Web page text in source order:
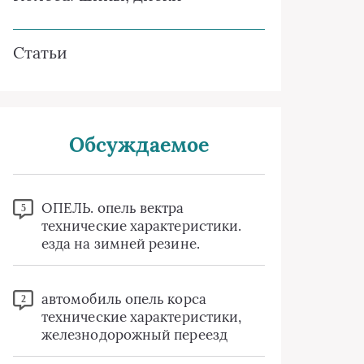
Статьи
Обсуждаемое
5
ОПЕЛЬ. опель вектра
технические характеристики.
езда на зимней резине.
2
автомобиль опель корса
технические характеристики,
железнодорожный переезд